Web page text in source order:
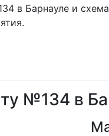
в Барнауле и
№134 в